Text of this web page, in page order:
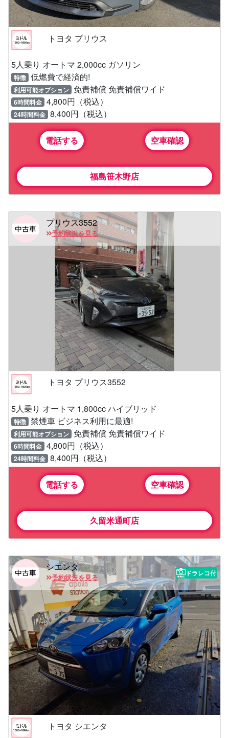
トヨタ プリウス
5人乗り オートマ 2,000cc ガソリン
特徴 低燃費で経済的!
利用可能オプション 免責補償 免責補償ワイド
6時間料金 4,800円（税込）
24時間料金 8,400円（税込）
電話する 空車確認
福島笹木野店
プリウス3552
予約状況を見る
トヨタ プリウス3552
5人乗り オートマ 1,800cc ハイブリッド
特徴 禁煙車 ビジネス利用に最適!
利用可能オプション 免責補償 免責補償ワイド
6時間料金 4,800円（税込）
24時間料金 8,400円（税込）
電話する 空車確認
久留米通町店
シエンタ
予約状況を見る
ドラレコ付
トヨタ シエンタ